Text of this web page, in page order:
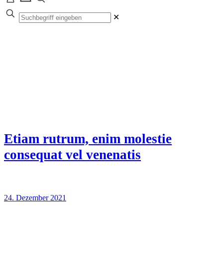
✕
Etiam rutrum, enim molestie
consequat vel venenatis
24. Dezember 2021